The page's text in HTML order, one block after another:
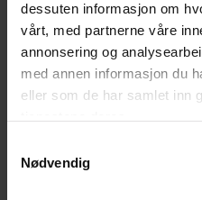
dessuten informasjon om
vårt, med partnerne våre
annonsering og
med annen informasjon du
eller som de har samlet inn
Nødvendig
Antall sjongleringer
0-10
11-20
21-30
31-40
41-50